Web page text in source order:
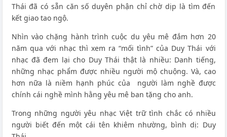
Thái đã có sẵn căn số duyên phận chỉ chờ dịp là tìm đến
kết giao tao ngộ.
Nhìn vào chặng hành trình cuộc du yêu mê đắm hơn 20
năm qua với nhạc thì xem ra “mối tình” của Duy Thái với
nhạc đã đem lại cho Duy Thái thật là nhiều: Danh tiếng,
những nhạc phẩm được nhiều người mộ chuộng. Và, cao
hơn nữa là niềm hạnh phúc của người làm nghề được
chính cái nghề mình hằng yêu mê ban tặng cho anh.
Trong những người yêu nhạc Việt trữ tình chắc có nhiều
người biết đến một cái tên khiêm nhường, bình dị: Duy